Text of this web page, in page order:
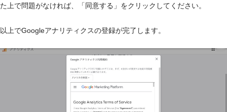
た上で問題がなければ、「同意する」をクリックしてください。
以上でGoogleアナリティクスの登録が完了します。